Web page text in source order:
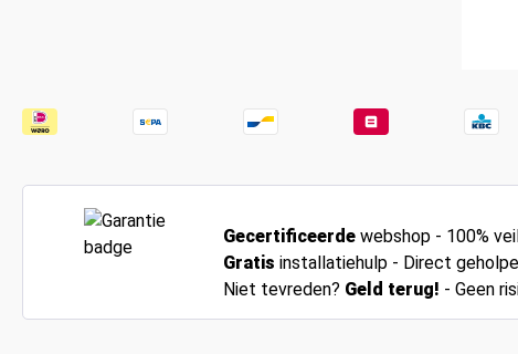
Gecertificeerdewebshop - 100%
Gratis installatiehulp - Direct
Niet tevreden? Geld terug! - Geen